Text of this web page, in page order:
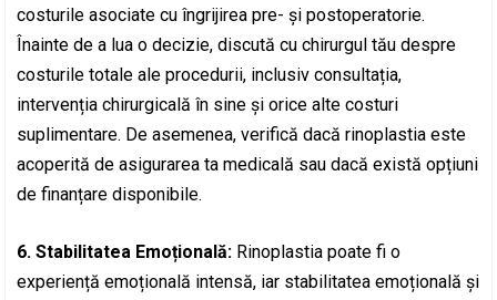
costurile asociate cu îngrijirea pre- și postoperatorie.
Înainte de a lua o decizie, discută cu chirurgul tău despre
costurile totale ale procedurii, inclusiv consultația,
intervenția chirurgicală în sine și orice alte costuri
suplimentare. De asemenea, verifică dacă rinoplastia este
acoperită de asigurarea ta medicală sau dacă există opțiuni
de finanțare disponibile.
6. Stabilitatea Emoțională: Rinoplastia poate fi o
experiență emoțională intensă, iar stabilitatea emoțională și